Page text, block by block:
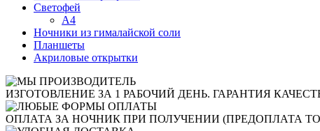
Светофей
А4
Ночники из гималайской соли
Планшеты
Акриловые открытки
ИЗГОТОВЛЕНИЕ ЗА 1 РАБОЧИЙ ДЕНЬ. ГАРАНТИЯ
ОПЛАТА ЗА НОЧНИК ПРИ ПОЛУЧЕНИИ (ПРЕДОПЛАТА